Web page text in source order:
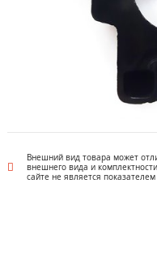
Внешний вид товара может
внешнего вида и
сайте не является